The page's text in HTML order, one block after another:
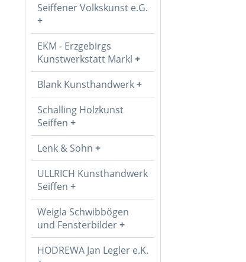
Seiffener Volkskunst e.G.
EKM - Erzgebirgs
Kunstwerkstatt Markl
Blank Kunsthandwerk
Schalling Holzkunst
Seiffen
Lenk & Sohn
ULLRICH Kunsthandwerk
Seiffen
Weigla Schwibbögen
und Fensterbilder
HODREWA Jan Legler e.K.